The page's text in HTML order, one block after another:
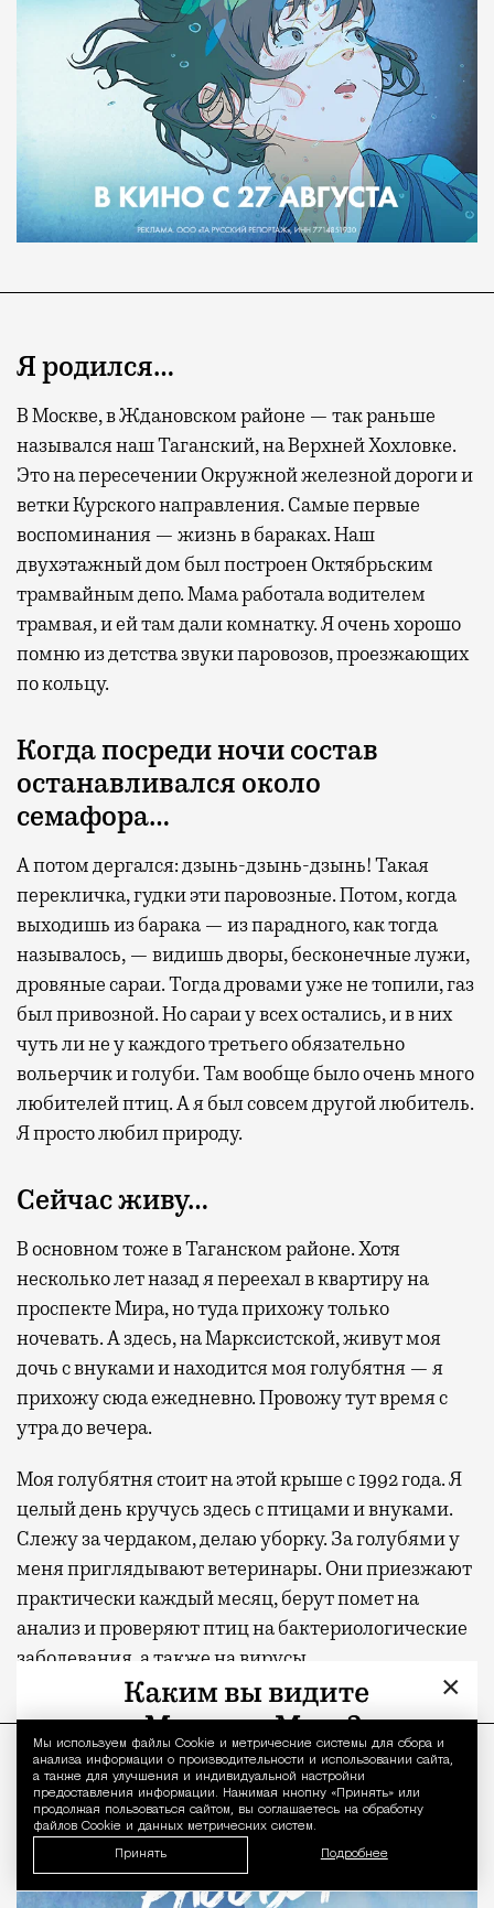
Уведомление
Мы используем файлы Сookie и метрические системы для сбора и
анализа информации о производительности и использовании сайта,
а также для улучшения и индивидуальной настройки
предоставления информации. Нажимая кнопку «Принять» или
продолжая пользоваться сайтом, вы соглашаетесь на обработку
файлов Cookie и данных метрических систем.
Принять Подробнее
Современный путешественник часто берет
с собой не только чемодан, но и ноутбук.
А ожидание рейса все чаще превращается
не в потерянное время, а в возможность
спокойно закончить дела или спланировать
забронировать нужные билеты и рестораны.
Бизнес-зал становится местом, где можно
провести переговоры, поработать или просто
выпить кофе, наблюдая сквозь панорамные
самолеты. В Москве нет недостатка
в лаунжах. В аэропортах их обычно
несколько — в разных зонах воздушных
гаваней. На некоторых вокзалах — тоже.
Лаунжи доступны на Ленинградском,
Павелецком, Казанском, Ярославском
и Курском вокзалах.Попасть в бизнес-залы
могут держатели карт Mir Supreme. Причем
не только в столице. Всего доступно более
1000 бизнес-залов по всему миру.
Я родился…
В Москве, в Ждановском районе — так раньше
назывался наш Таганский, на Верхней Хохловке.
Это на пересечении Окружной железной дороги и
ветки Курского направления. Самые первые
воспоминания — жизнь в бараках. Наш
двухэтажный дом был построен Октябрьским
трамвайным депо. Мама работала водителем
трамвая, и ей там дали комнатку. Я очень хорошо
помню из детства звуки паровозов, проезжающих
по кольцу.
Когда посреди ночи состав
останавливался около
семафора…
А потом дергался: дзынь-дзынь-дзынь! Такая
перекличка, гудки эти паровозные. Потом, когда
выходишь из барака — из парадного, как тогда
называлось, — видишь дворы, бесконечные лужи,
дровяные сараи. Тогда дровами уже не топили, газ
был привозной. Но сараи у всех остались, и в них
чуть ли не у каждого третьего обязательно
вольерчик и голуби. Там вообще было очень много
любителей птиц. А я был совсем другой любитель.
Я просто любил природу.
Сейчас живу…
В основном тоже в Таганском районе. Хотя
несколько лет назад я переехал в квартиру на
проспекте Мира, но туда прихожу только
ночевать. А здесь, на Марксистской, живут моя
дочь с внуками и находится моя голубятня — я
прихожу сюда ежедневно. Провожу тут время с
утра до вечера.
Моя голубятня стоит на этой крыше с 1992 года. Я
целый день кручусь здесь с птицами и внуками.
Слежу за чердаком, делаю уборку. За голубями у
меня приглядывают ветеринары. Они приезжают
практически каждый месяц, берут помет на
анализ и проверяют птиц на бактериологические
заболевания, а также на вирусы.
ПРОДОЛЖЕНИЕ НИЖЕ
×